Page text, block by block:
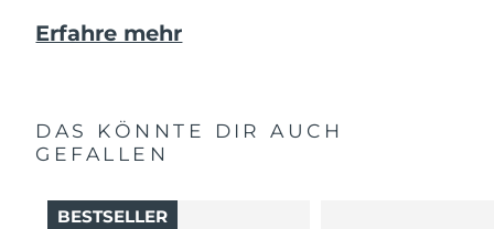
Erfahre mehr
DAS KÖNNTE DIR AUCH
GEFALLEN
BESTSELLER